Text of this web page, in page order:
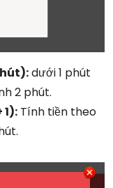
dưới 1 phút
2 phút.
1): Tính tiền theo